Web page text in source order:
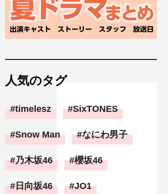
人気のタグ
timelesz SixTONES
Snow Man なにわ男子
乃木坂46 櫻坂46
日向坂46 JO1